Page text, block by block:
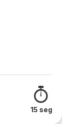
15 seg